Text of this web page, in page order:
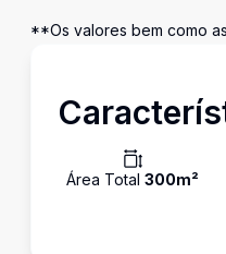
**Os valores bem como
Área Total 300m²